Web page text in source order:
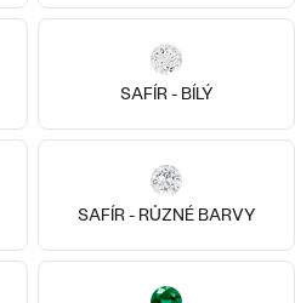
SAFÍR - BÍLÝ
SAFÍR - RŮZNÉ BARVY